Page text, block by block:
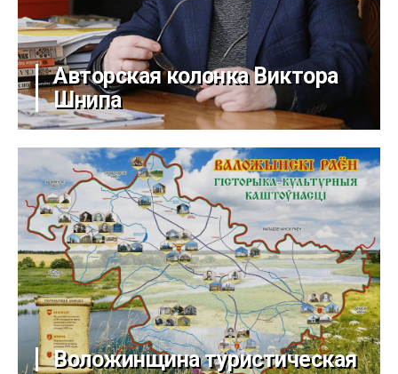
Авторская колонка Виктора
Шнипа
Воложинщина туристическая